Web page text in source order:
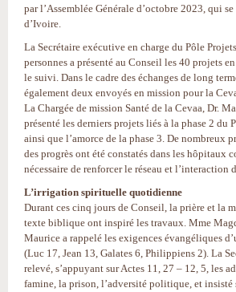
par l’Assemblée Générale d’octobre 2023, qui
d’Ivoire.
La Secrétaire exécutive en charge du Pôle
personnes a présenté au Conseil les 40 projets
le suivi. Dans le cadre des échanges de long
également deux envoyés en mission pour la
La Chargée de mission Santé de la Cevaa, Dr.
présenté les derniers projets liés à la phase 2 du
ainsi que l’amorce de la phase 3. De nombreux
des progrès ont été constatés dans les hôpitaux
nécessaire de renforcer le réseau et l’interaction
L’irrigation spirituelle quotidienne
Durant ces cinq jours de Conseil, la prière et la
texte biblique ont inspiré les travaux. Mme
Maurice a rappelé les exigences évangéliques
(Luc 17, Jean 13, Galates 6, Philippiens 2). La
relevé, s’appuyant sur Actes 11, 27 – 12, 5, les
famine, la prison, l’adversité politique, et insisté